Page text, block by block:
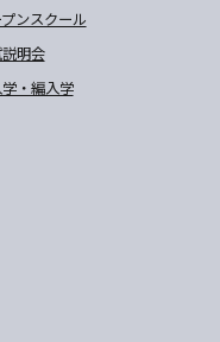
ンスクール
明会
・編入学